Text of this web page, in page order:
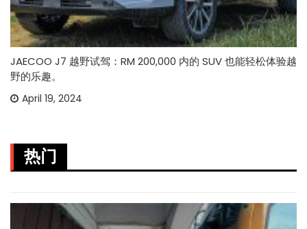
JAECOO J7 越野试驾：RM 200,000 内的 SUV 也能轻松体验越
野的乐趣。
April 19, 2024
热门